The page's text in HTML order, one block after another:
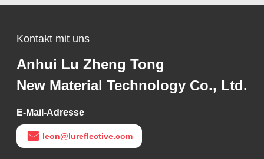
Kontakt mit uns
Anhui Lu Zheng Tong
New Material Technology Co., Ltd.
E-Mail-Adresse
leon@lureflective.com